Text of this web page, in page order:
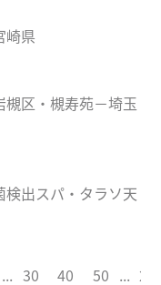
崎県
区・槻寿苑－埼玉
検出スパ・タラソ天
... 30 40 50 ...